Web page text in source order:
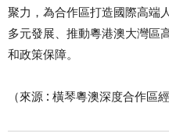
聚力，為合作區打造國際高端
多元發展、推動粵港澳大灣區
和政策保障。
（來源 : 橫琴粵澳深度合作區